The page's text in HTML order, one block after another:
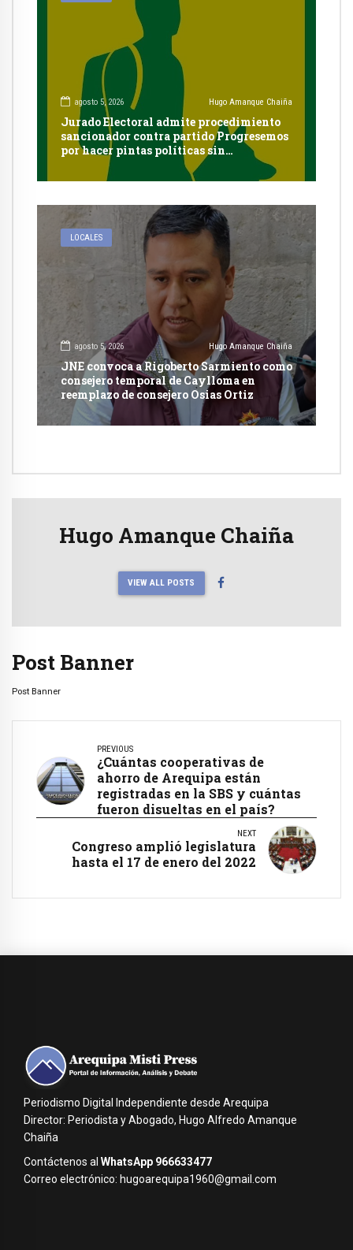
agosto 5, 2026 Hugo Amanque Chaiña
Jurado Electoral admite procedimiento
sancionador contra partido Progresemos
por hacer pintas políticas sin
autorización en Cayma
LOCALES
agosto 5, 2026 Hugo Amanque Chaiña
JNE convoca a Rigoberto Sarmiento como
consejero temporal de Caylloma en
reemplazo de consejero Osias Ortiz
Hugo Amanque Chaiña
VIEW ALL POSTS
Post Banner
Post Banner
PREVIOUS
¿Cuántas cooperativas de
ahorro de Arequipa están
registradas en la SBS y cuántas
fueron disueltas en el país?
NEXT
Congreso amplió legislatura
hasta el 17 de enero del 2022
Periodismo Digital Independiente desde Arequipa
Director: Periodista y Abogado, Hugo Alfredo Amanque
Chaiña
Contáctenos al WhatsApp 966633477
Correo electrónico: hugoarequipa1960@gmail.com